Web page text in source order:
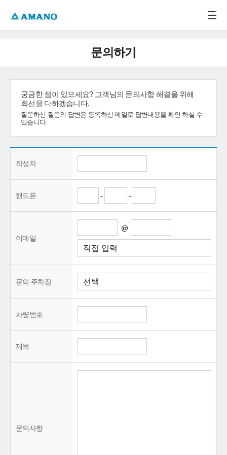
문의하기
궁금한 점이 있으세요? 고객님의 문의사항 해결을 위해
최선을 다하겠습니다.
질문하신 질문의 답변은 등록하신 메일로 답변내용을 확인 하실 수
있습니다.
작성자
핸드폰 - -
이메일
@
문의 주차장
차량번호
제목
문의사항